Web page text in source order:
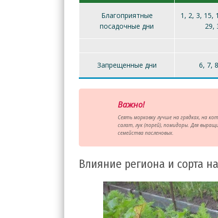
Благоприятные
посадочные дни
1, 2, 3, 15,
29,
Запрещенные дни 6, 7,
Важно!
Сеять морковку лучше на грядках, на
салат, лук (порей), помидоры. Для
семейства пасленовых.
Влияние региона и сорта